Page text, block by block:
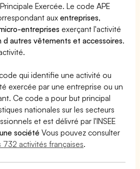
Exercée. Le code APE
auxentreprises,
entreprises exerçant l'activité
d autres vêtements et accessoires.
qui identifie une activité ou
exercée par une entreprise ou un
Ce code a pour but principal
nationales sur les secteurs
et est délivré par l'INSEE
société Vous pouvez consulter
activités françaises.